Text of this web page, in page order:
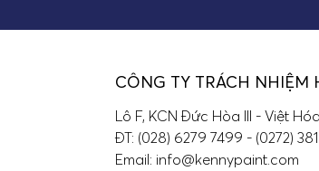
CÔNG TY TRÁCH NHIỆM
Lô F, KCN Đức Hòa III - Việt
ĐT: (028) 6279 7499 - (0272)
Email: info@kennypaint.com